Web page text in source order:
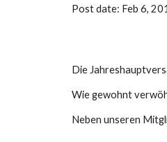
Post date: Feb 6,
Die
Wie gewohnt
Neben unseren